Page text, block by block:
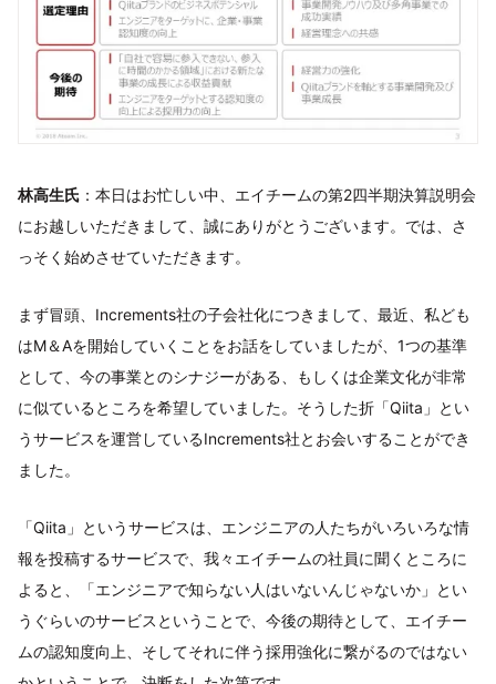
林高生氏 ：本日はお忙しい中、エイチームの第2四半期決算説明会
にお越しいただきまして、誠にありがとうございます。では、さ
っそく始めさせていただきます。
まず冒頭、Increments社の子会社化につきまして、最近、私ども
はM＆Aを開始していくことをお話をしていましたが、1つの基準
として、今の事業とのシナジーがある、もしくは企業文化が非常
に似ているところを希望していました。そうした折「Qiita」とい
うサービスを運営しているIncrements社とお会いすることができ
ました。
「Qiita」というサービスは、エンジニアの人たちがいろいろな情
報を投稿するサービスで、我々エイチームの社員に聞くところに
よると、「エンジニアで知らない人はいないんじゃないか」とい
うぐらいのサービスということで、今後の期待として、エイチー
ムの認知度向上、そしてそれに伴う採用強化に繋がるのではない